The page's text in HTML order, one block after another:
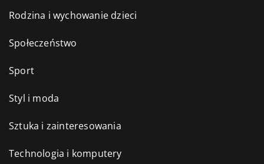
Rodzina i wychowanie dzieci
Społeczeństwo
Sport
Styl i moda
Sztuka i zainteresowania
Technologia i komputery